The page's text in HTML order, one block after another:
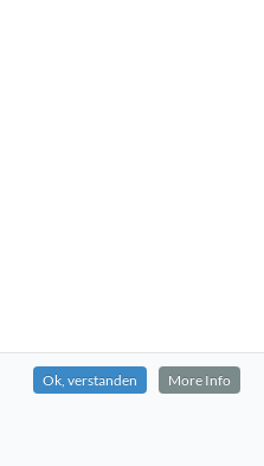
Ok, verstanden More Info